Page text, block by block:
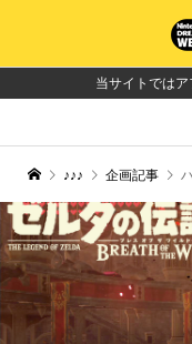
当サイトでは
♪♪♪ 企画記事 ハ